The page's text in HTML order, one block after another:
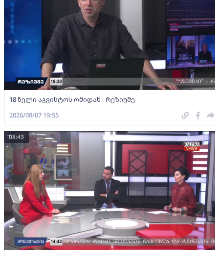
18 წელი აგვისტოს ომიდან - რეზიუმე
2026/08/07 19:55
08:43